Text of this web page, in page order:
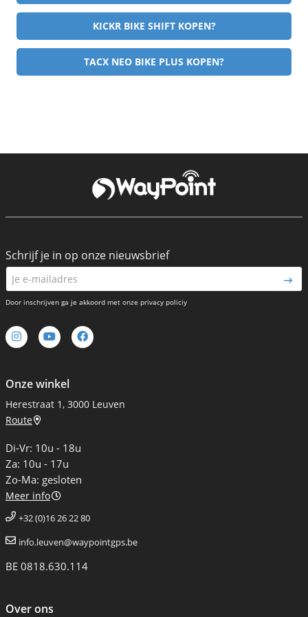
KICKR BIKE SHIFT KOPEN?
TACX NEO BIKE PLUS KOPEN?
Onze winkel
Herestraat 1, 3000 Leuven
Route
Di-Vr: 10u - 18u
Za: 10u - 17u
Zo-Ma: gesloten
Meer info
+32 (0)16 26 22 80
info.leuven@waypointgps.be
BE 0818.630.114
Over ons
Schrijf je in op onze nieuwsbrief
Door inschrijven ga je akkoord met onze privacy policiy